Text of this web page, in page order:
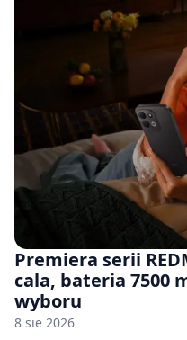
Premiera serii
cala, bateria 7500
wyboru
8 sie 2026